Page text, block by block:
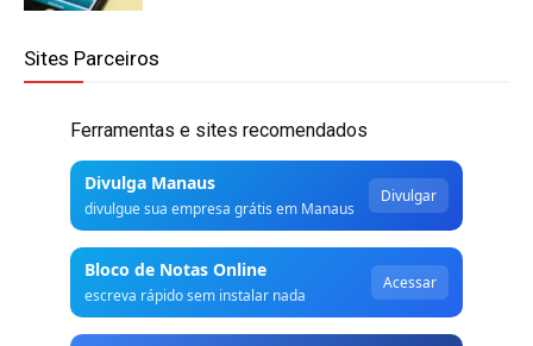
Sites Parceiros
Ferramentas e sites recomendados
Divulga Manaus
divulgue sua empresa grátis em Manaus
Divulgar
Bloco de Notas Online
escreva rápido sem instalar nada
Acessar